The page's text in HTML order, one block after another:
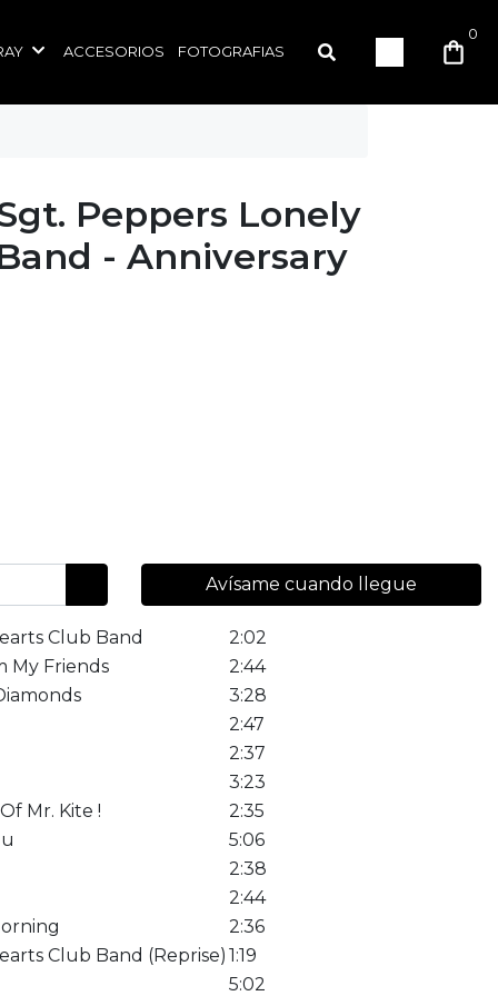
ACCESORIOS FOTOGRAFIAS
0
Peppers Lonely
- Anniversary
Avísame cuando llegue
Club Band
2:02
My Friends
2:44
3:28
2:47
2:37
3:23
Mr. Kite !
2:35
5:06
2:38
2:44
2:36
Club Band (Reprise) 1:19
5:02